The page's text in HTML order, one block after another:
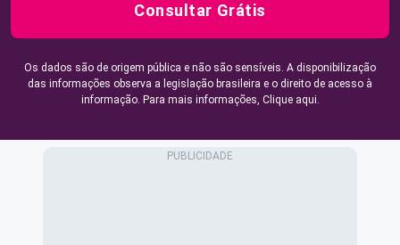
Consultar Grátis
Os dados são de origem pública e não são sensíveis. A disponibilização
das informações observa a legislação brasileira e o direito de acesso à
informação. Para mais informações, Clique aqui.